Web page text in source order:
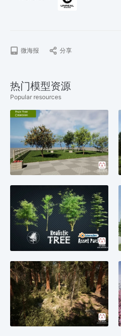
微海报 分享
热门模型资源
Popular resources